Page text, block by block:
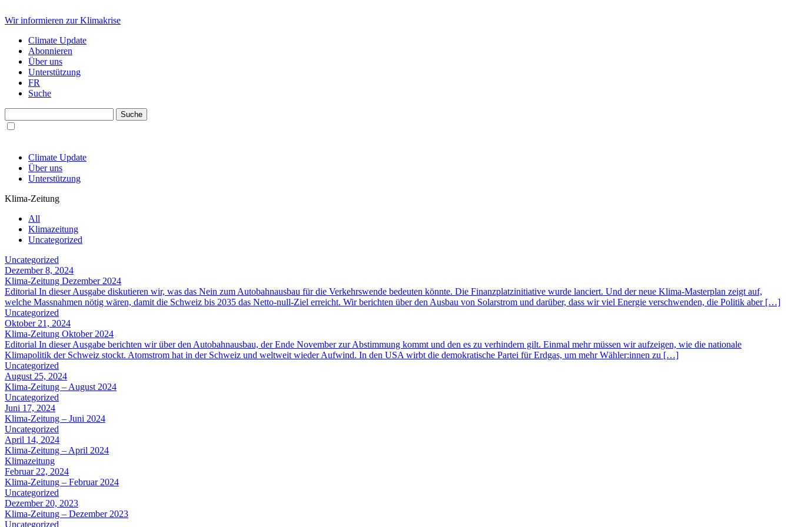
Wir informieren zur Klimakrise
Climate Update
Abonnieren
Über uns
Unterstützung
FR
Suche
Climate Update
Über uns
Unterstützung
Klima-Zeitung
All
Klimazeitung
Uncategorized
Uncategorized
Dezember 8, 2024
Klima-Zeitung Dezember 2024
Editorial In dieser Ausgabe diskutieren wir, was das Nein zum Autobahnausbau für die Verkehrswende bedeuten könnte. Die Finanzplatzinitiative wurde lanciert. Und der neue Klima-Masterplan zeigt auf,
welche Massnahmen nötig wären, damit die Schweiz bis 2035 das Netto-null-Ziel erreicht. Wir berichten über den Ausbau von Solarstrom und darüber, dass wir viel Energie verschwenden, die Politik aber […]
Uncategorized
Oktober 21, 2024
Klima-Zeitung Oktober 2024
Editorial In dieser Ausgabe berichten wir über den Autobahnausbau, der Ende November zur Abstimmung kommt und den es zu verhindern gilt. Einmal mehr müssen wir aufzeigen, wie die nationale
Klimapolitik der Schweiz stockt. Atomstrom hat in der Schweiz und weltweit wieder Aufwind. In den USA wirbt die demokratische Partei für Erdgas, um mehr Wähler:innen zu […]
Uncategorized
August 25, 2024
Klima-Zeitung – August 2024
Uncategorized
Juni 17, 2024
Klima-Zeitung – Juni 2024
Uncategorized
April 14, 2024
Klima-Zeitung – April 2024
Klimazeitung
Februar 22, 2024
Klima-Zeitung – Februar 2024
Uncategorized
Dezember 20, 2023
Klima-Zeitung – Dezember 2023
Uncategorized